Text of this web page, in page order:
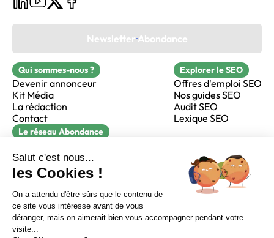
Sur LinkedIn Sur Youtube
Sur X Sur Facebook
Newsletter Abondance
Qui sommes-nous ?
Devenir annonceur
Kit Média
La rédaction
Contact
Explorer le SEO
Offres d'emploi SEO
Nos guides SEO
Audit SEO
Lexique SEO
Le réseau Abondance
Réacteur
alfie formation